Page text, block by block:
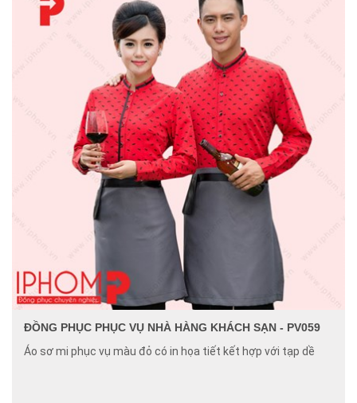
ĐỒNG PHỤC PHỤC VỤ NHÀ HÀNG KHÁCH SẠN - PV059
Áo sơ mi phục vụ màu đỏ có in họa tiết kết hợp với tạp dề